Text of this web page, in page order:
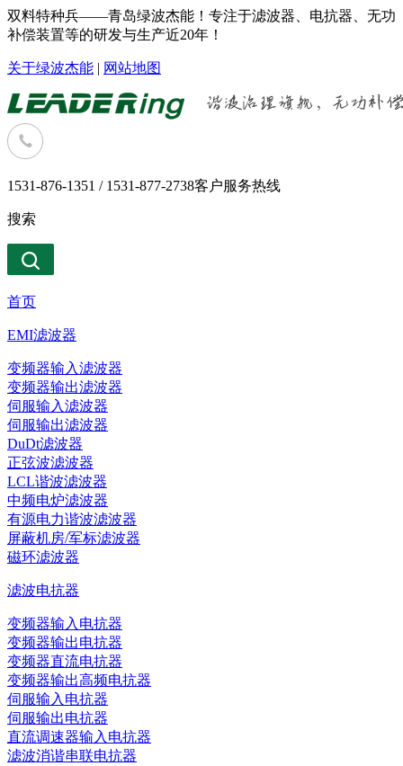
双料特种兵——青岛绿波杰能！专注于滤波器、电抗器、无功
补偿装置等的研发与生产近20年！
关于绿波杰能 | 网站地图
1531-876-1351 / 1531-877-2738客户服务热线
搜索
首页
EMI滤波器
变频器输入滤波器
变频器输出滤波器
伺服输入滤波器
伺服输出滤波器
DuDt滤波器
正弦波滤波器
LCL谐波滤波器
中频电炉滤波器
有源电力谐波滤波器
屏蔽机房/军标滤波器
磁环滤波器
滤波电抗器
变频器输入电抗器
变频器输出电抗器
变频器直流电抗器
变频器输出高频电抗器
伺服输入电抗器
伺服输出电抗器
直流调速器输入电抗器
滤波消谐串联电抗器